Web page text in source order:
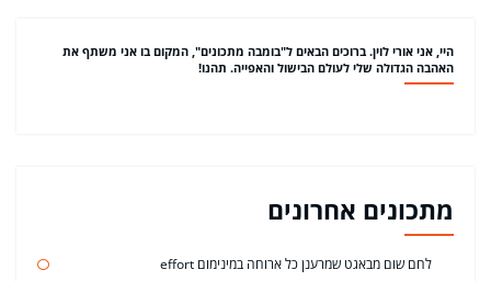
היי, אני אורי לוין. ברוכים הבאים ל"בומבה מתכונים", המקום בו אני משתף את
האהבה הגדולה שלי לעולם הבישול והאפייה. תהנו!
מתכונים אחרונים
לחם שום מבאגט שמרענן כל ארוחה במינימום effort